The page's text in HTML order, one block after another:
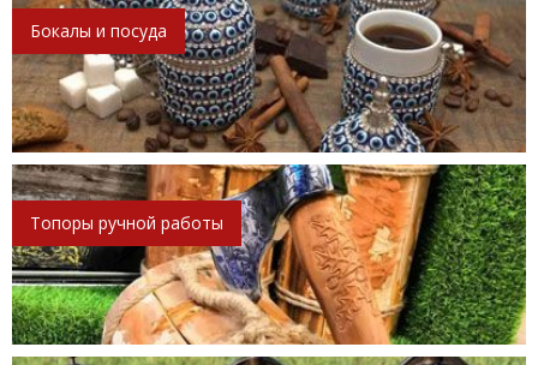
Бокалы и посуда
Топоры ручной работы